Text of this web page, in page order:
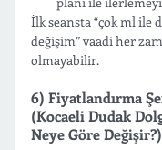
İlk seansta “çok ml ile
değişim” vaadi her
olmayabilir.
6) Fiyatlandırma
(Kocaeli Dudak
Neye Göre Değişir?)